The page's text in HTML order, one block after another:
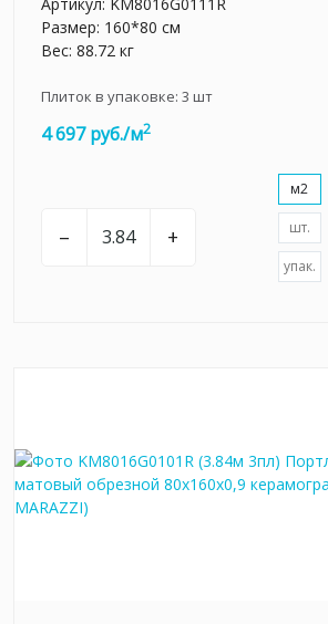
Размер: 160*80 см
Вес: 88.72 кг
Плиток в упаковке: 3 шт
4 697 руб./м2
– +
м2
шт.
упак.